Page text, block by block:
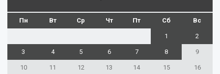
Пн Вт Ср Чт Пт Сб Вс
1 2
3 4 5 6 7 8 9
10 11 12 13 14 15 16